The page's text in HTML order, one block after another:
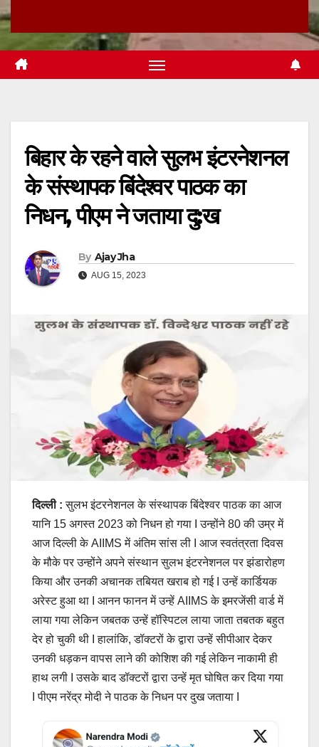
बिहार के रहने वाले सुलभ इंटरनेशनल
के संस्थापक बिंदेश्वर पाठक का
निधन, पीएम ने जताया दु:ख
By Ajay Jha
AUG 15, 2023
दिल्ली : सुलभ इंटरनेशनल के संस्थापक बिंदेश्वर पाठक का आज
यानि 15 अगस्त 2023 को निधन हो गया I उन्होंने 80 की उम्र में
आज दिल्ली के AIIMS में अंतिम सांस ली I आज स्वतंत्रता दिवस
के मौके पर उन्होंने अपने संस्थान सुलभ इंटरनेशनल पर झंडारोहण
किया और उनकी अचानक तबियत खराब हो गई I उन्हें कार्डियक
अरेस्ट हुआ था I आनन फानन में उन्हें AIIMS के इमरजेंसी वार्ड में
लाया गया लेकिन जबतक उन्हें हॉस्पिटल लाया जाता तबतक बहुत
देर हो चुकी थी I हालांकि, डॉक्टरों के द्वारा उन्हें सीपीआर देकर
उनकी धड़कन वापस लाने की कोशिश की गई लेकिन नाकामी ही
हाथ लगी I उसके बाद डॉक्टरों द्वारा उन्हें मृत घोषित कर दिया गया
I पीएम नरेंद्र मोदी ने पाठक के निधन पर दुख जताया I